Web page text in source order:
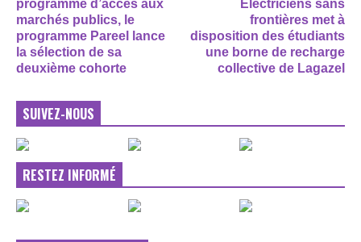
programme d’accès aux
marchés publics, le
programme Pareel lance
la sélection de sa
deuxième cohorte
Electriciens sans
frontières met à
disposition des étudiants
une borne de recharge
collective de Lagazel
SUIVEZ-NOUS
RESTEZ INFORMÉ